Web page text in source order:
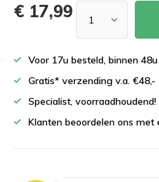
€ 17,99
Voor 17u besteld, binnen
Gratis* verzending v.a. €48,-
Specialist, voorraadhoudend!
Klanten beoordelen ons met